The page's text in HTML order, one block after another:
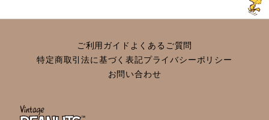
ご利用ガイド よくあるご質問
特定商取引法に基づく表記プライバシーポリシー
お問い合わせ